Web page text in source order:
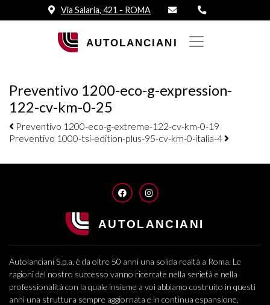
Via Salaria, 421 - ROMA
Preventivo 1200-eco-g-expression-
122-cv-km-0-25
Navigazione elementi
Preventivo 1200-eco-g-extreme-122-cv-km-0-19
Preventivo 1000-tsi-edition-plus-95-cv-km-0-italia-4
FACEBOOKINSTAGRAM
Autolanciani S.p.a. è da oltre 50 anni una solida realtà a Roma. Le
ragioni del nostro successo vanno ricercate nella serietà e nella
professionalità con la quale insieme a voi abbiamo costruito in questi
anni una struttura sempre aggiornata e in continua espansione,